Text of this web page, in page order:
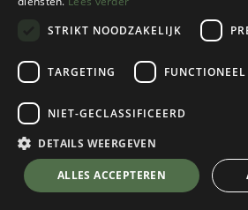
Icebreaker
200 OASIS LONG SLEEVE
CREWE HEREN
7 color(s) available
€99,95 €
STRIKT NOODZAKELIJK
TARGETING FUNCTIONEEL
NIET-GECLASSIFICEERD
DETAILS WEERGEVEN
ALLES ACCEPTEREN